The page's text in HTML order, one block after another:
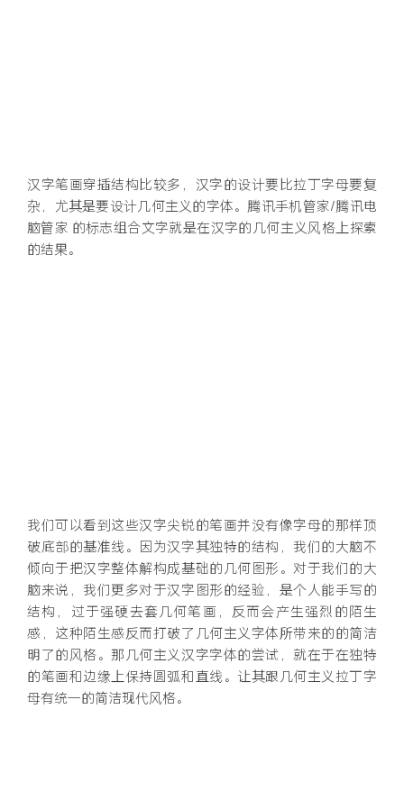
汉字笔画穿插结构比较多，汉字的设计要比拉丁字母要复
杂，尤其是要设计几何主义的字体。腾讯手机管家/腾讯电
脑管家 的标志组合文字就是在汉字的几何主义风格上探索
的结果。
我们可以看到这些汉字尖锐的笔画并没有像字母的那样顶
破底部的基准线。因为汉字其独特的结构，我们的大脑不
倾向于把汉字整体解构成基础的几何图形。对于我们的大
脑来说，我们更多对于汉字图形的经验，是个人能手写的
结构，过于强硬去套几何笔画，反而会产生强烈的陌生
感，这种陌生感反而打破了几何主义字体所带来的的简洁
明了的风格。那几何主义汉字字体的尝试，就在于在独特
的笔画和边缘上保持圆弧和直线。让其跟几何主义拉丁字
母有统一的简洁现代风格。